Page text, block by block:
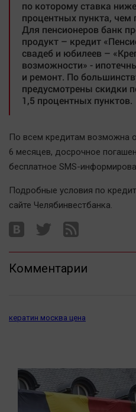
Курилка
Мнения
Спорт
Технологии
Отраслевые темы
Образование
Автомобили
XX век: криминальные уроки
Банки
Медиаграмотность
Медицина
Прогулки по городу Ч
English version
Online-консультация
по которому ставка
процентных пункта, чем
Для пенсионеров банк
продукт – кредит
свадеб и юбилеев –
возможности» -
и ремонт. По
предусмотрены скидки
1,5 процентных пунктов.
По всем кредитам возможна
6 месяцев, досрочное
бесплатное SMS-
Подробные условия по
сайте Челябинвестбанка.
Комментарии
кератин москва цена